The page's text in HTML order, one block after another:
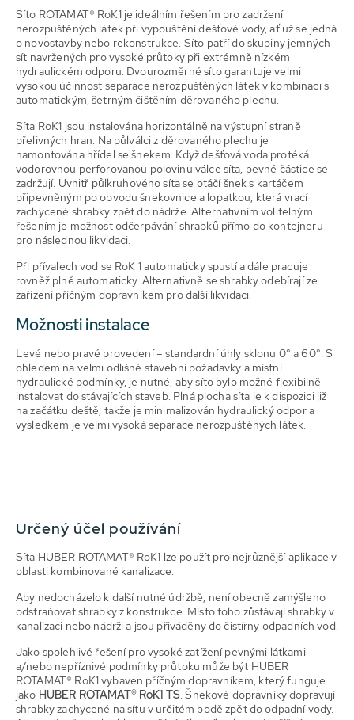
Síto ROTAMAT® RoK1 je ideálním řešením pro zadržení
nerozpuštěných látek při vypouštění dešťové vody, ať už se jedná
o novostavby nebo rekonstrukce. Síto patří do skupiny jemných
sít navržených pro vysoké průtoky při extrémně nízkém
hydraulickém odporu. Dvourozměrné síto garantuje velmi
vysokou účinnost separace nerozpuštěných látek v kombinaci s
automatickým, šetrným čištěním děrovaného plechu.
Síta RoK1 jsou instalována horizontálně na výstupní straně
přelivných hran. Na půlválci z děrovaného plechu je
namontována hřídel se šnekem. Když dešťová voda protéká
vodorovnou perforovanou polovinu válce síta, pevné částice se
zadržují. Uvnitř půlkruhového síta se otáčí šnek s kartáčem
připevněným po obvodu šnekovnice a lopatkou, která vrací
zachycené shrabky zpět do nádrže. Alternativním volitelným
řešením je možnost odčerpávání shrabků přímo do kontejneru
pro následnou likvidaci.
Při přívalech vod se RoK 1 automaticky spustí a dále pracuje
rovněž plně automaticky. Alternativně se shrabky odebírají ze
zařízení příčným dopravníkem pro další likvidaci.
Možnosti instalace
Levé nebo pravé provedení – standardní úhly sklonu 0° a 60°. S
ohledem na velmi odlišné stavební požadavky a místní
hydraulické podmínky, je nutné, aby síto bylo možné flexibilně
instalovat do stávajících staveb. Plná plocha síta je k dispozici již
na začátku deště, takže je minimalizován hydraulický odpor a
výsledkem je velmi vysoká separace nerozpuštěných látek.
Určený účel používání
Síta HUBER ROTAMAT® RoK1 lze použít pro nejrůznější aplikace v
oblasti kombinované kanalizace.
Aby nedocházelo k další nutné údržbě, není obecně zamýšleno
odstraňovat shrabky z konstrukce. Místo toho zůstávají shrabky v
kanalizaci nebo nádrži a jsou přiváděny do čistírny odpadních vod.
Jako spolehlivé řešení pro vysoké zatížení pevnými látkami
a/nebo nepříznivé podmínky průtoku může být HUBER
ROTAMAT® RoK1 vybaven příčným dopravníkem, který funguje
jako HUBER ROTAMAT® RoK1 TS . Šnekové dopravníky dopravují
shrabky zachycené na sítu v určitém bodě zpět do odpadní vody.